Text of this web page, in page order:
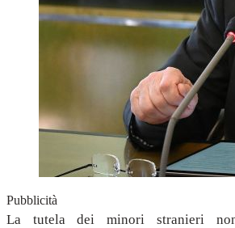
Pubblicità
La tutela dei minori stranieri